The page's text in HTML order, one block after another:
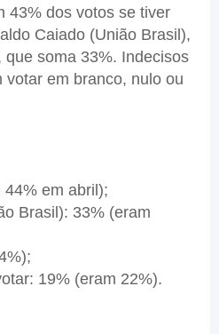
43% dos votos se tiver
Caiado (União Brasil),
soma 33%. Indecisos
votar em branco, nulo ou
em abril);
Brasil): 33% (eram
19% (eram 22%).